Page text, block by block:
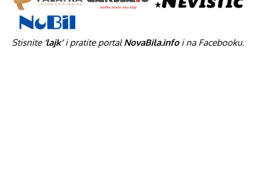
Stisnite ‘lajk’i pratite portal NovaBila.infoi na Facebooku.